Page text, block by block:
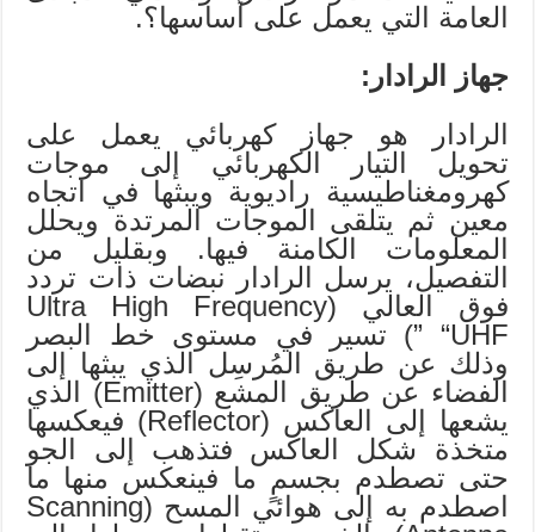
العامة التي يعمل على أساسها؟.
جهاز الرادار:
الرادار هو جهاز كهربائي يعمل على
تحويل التيار الكهربائي إلى موجات
كهرومغناطيسية راديوية ويبثها في اتجاه
معين ثم يتلقى الموجات المرتدة ويحلل
المعلومات الكامنة فيها. وبقليل من
التفصيل، يرسل الرادار نبضات ذات تردد
فوق العالي (Ultra High Frequency
“UHF ”) تسير في مستوى خط البصر
وذلك عن طريق المُرسِل الذي يبثها إلى
الفضاء عن طريق المشع (Emitter) الذي
يشعها إلى العاكس (Reflector) فيعكسها
متخذة شكل العاكس فتذهب إلى الجو
حتى تصطدم بجسمٍ ما فينعكس منها ما
اصطدم به إلى هوائي المسح (Scanning